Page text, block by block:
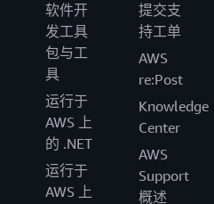
软件开
发工具
包与工
具
运行于
AWS 上
的 .NET
运行于
AWS 上
提交支
持工单
AWS
re:Post
Knowledge
Center
AWS
Support
概述